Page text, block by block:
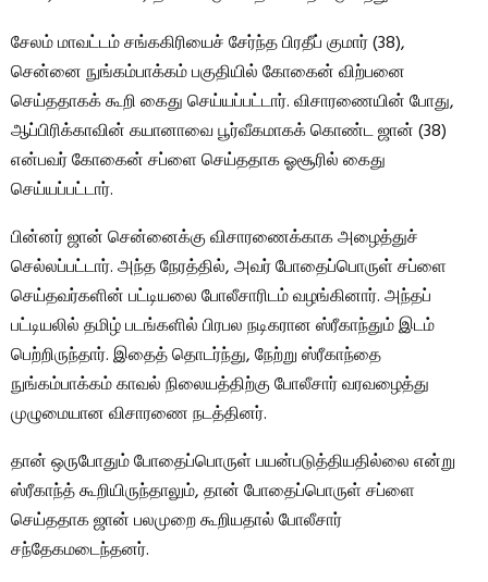
சேலம் மாவட்டம் சங்ககிரியைச் சேர்ந்த பிரதீப் குமார் (38),
சென்னை நுங்கம்பாக்கம் பகுதியில் கோகைன் விற்பனை
செய்ததாகக் கூறி கைது செய்யப்பட்டார். விசாரணையின் போது, ​​
ஆப்பிரிக்காவின் கயானாவை பூர்வீகமாகக் கொண்ட ஜான் (38)
என்பவர் கோகைன் சப்ளை செய்ததாக ஓசூரில் கைது
செய்யப்பட்டார்.
பின்னர் ஜான் சென்னைக்கு விசாரணைக்காக அழைத்துச்
செல்லப்பட்டார். அந்த நேரத்தில், அவர் போதைப்பொருள் சப்ளை
செய்தவர்களின் பட்டியலை போலீசாரிடம் வழங்கினார். அந்தப்
பட்டியலில் தமிழ் படங்களில் பிரபல நடிகரான ஸ்ரீகாந்தும் இடம்
பெற்றிருந்தார். இதைத் தொடர்ந்து, நேற்று ஸ்ரீகாந்தை
நுங்கம்பாக்கம் காவல் நிலையத்திற்கு போலீசார் வரவழைத்து
முழுமையான விசாரணை நடத்தினர்.
தான் ஒருபோதும் போதைப்பொருள் பயன்படுத்தியதில்லை என்று
ஸ்ரீகாந்த் கூறியிருந்தாலும், தான் போதைப்பொருள் சப்ளை
செய்ததாக ஜான் பலமுறை கூறியதால் போலீசார்
சந்தேகமடைந்தனர்.